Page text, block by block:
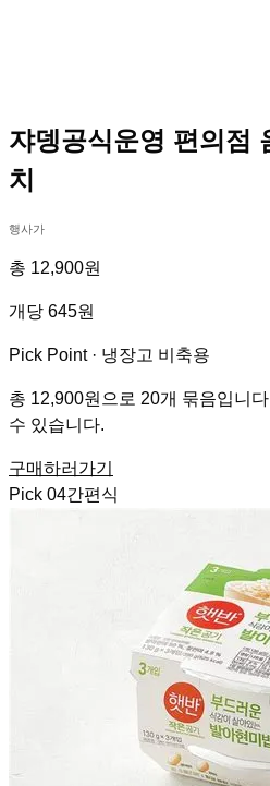
쟈뎅공식운영 편의점
치
행사가
총 12,900원
개당 645원
Pick Point · 냉장고 비축용
총 12,900원으로 20개 묶음입니
수 있습니다.
구매하러가기
Pick 04간편식